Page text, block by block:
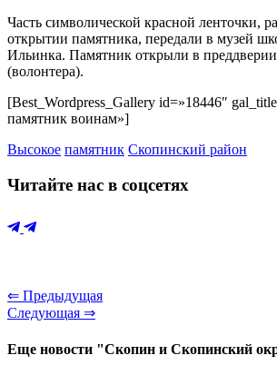
Часть символической красной ленточки,
открытии памятника, передали в музей
Ильинка. Памятник открыли в
(волонтера).
[Best_Wordpress_Gallery id=»18446″
памятник воинам»]
Высокое памятник Скопинский район
Читайте нас в соцсетях
⇐ Предыдущая
Следующая ⇒
Еще новости "Скопин и Скопинский